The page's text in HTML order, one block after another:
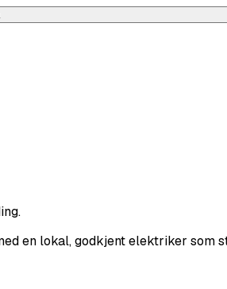
en lokal, godkjent elektriker som